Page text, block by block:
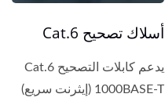
أسلاك تصحيح Cat.6
يدعم كابلات التصحيح Cat.6
1000BASE-T (إيثرنت سريع)